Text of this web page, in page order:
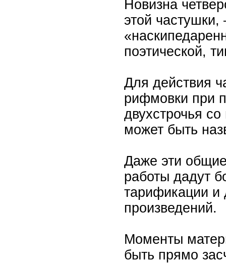
Новизна
этой
поэтической,
Для действия
рифмовки при
двухстрочья
может быть
Даже эти
работы дадут
тарификации и
произведений.
Моменты
быть прямо